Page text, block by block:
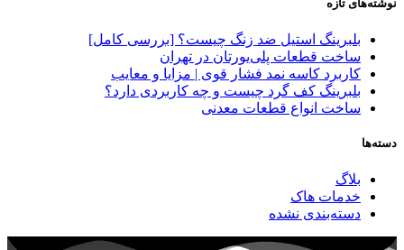
نوشته‌های تازه
بلبرینگ استیل ضد زنگ چیست؟ [بررسی کامل]
ساخت قطعات پلی‌یورتان در تهران
کاربرد کاسه نمد فشار قوی | مزایا و معایب
بلبرینگ کف گرد چیست و چه کاربردی دارد؟
ساخت انواع قطعات معدنی
دسته‌ها
بلاگ
خدمات هاک
دسته‌بندی نشده